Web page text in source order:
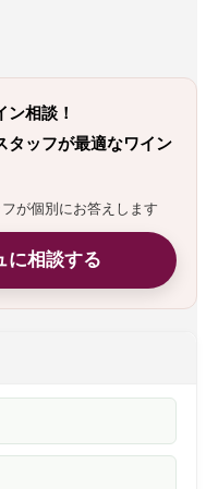
相談！
タッフが最適なワイン
が個別にお答えします
に相談する